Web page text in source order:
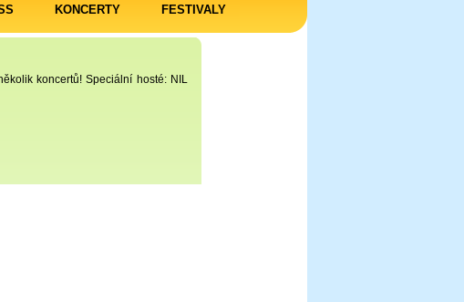
KONCERTY FESTIVALY
koncertů! Speciální hosté: NIL